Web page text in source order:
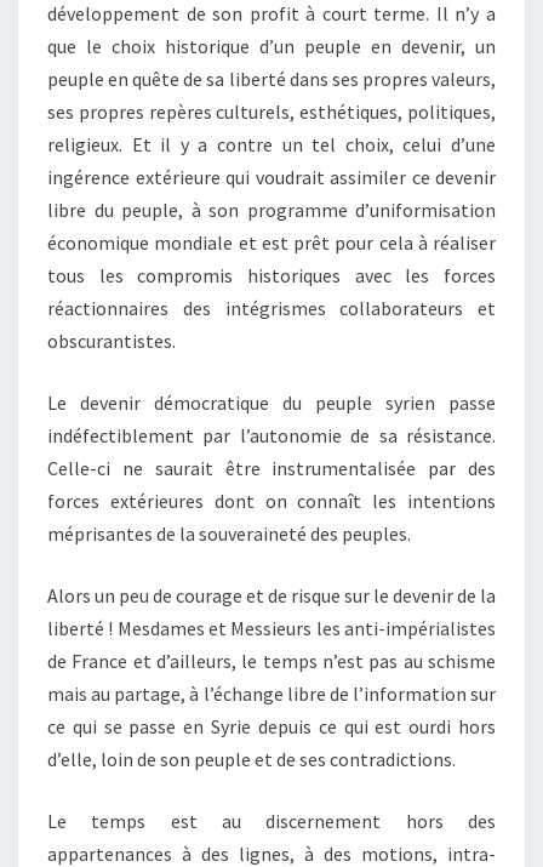
développement de son profit à court terme. Il n’y a
que le choix historique d’un peuple en devenir, un
peuple en quête de sa liberté dans ses propres valeurs,
ses propres repères culturels, esthétiques, politiques,
religieux. Et il y a contre un tel choix, celui d’une
ingérence extérieure qui voudrait assimiler ce devenir
libre du peuple, à son programme d’uniformisation
économique mondiale et est prêt pour cela à réaliser
tous les compromis historiques avec les forces
réactionnaires des intégrismes collaborateurs et
obscurantistes.
Le devenir démocratique du peuple syrien passe
indéfectiblement par l’autonomie de sa résistance.
Celle-ci ne saurait être instrumentalisée par des
forces extérieures dont on connaît les intentions
méprisantes de la souveraineté des peuples.
Alors un peu de courage et de risque sur le devenir de la
liberté ! Mesdames et Messieurs les anti-impérialistes
de France et d’ailleurs, le temps n’est pas au schisme
mais au partage, à l’échange libre de l’information sur
ce qui se passe en Syrie depuis ce qui est ourdi hors
d’elle, loin de son peuple et de ses contradictions.
Le temps est au discernement hors des
appartenances à des lignes, à des motions, intra-